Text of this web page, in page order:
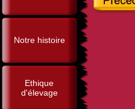
Notre histoire
Ethique
d'élevage